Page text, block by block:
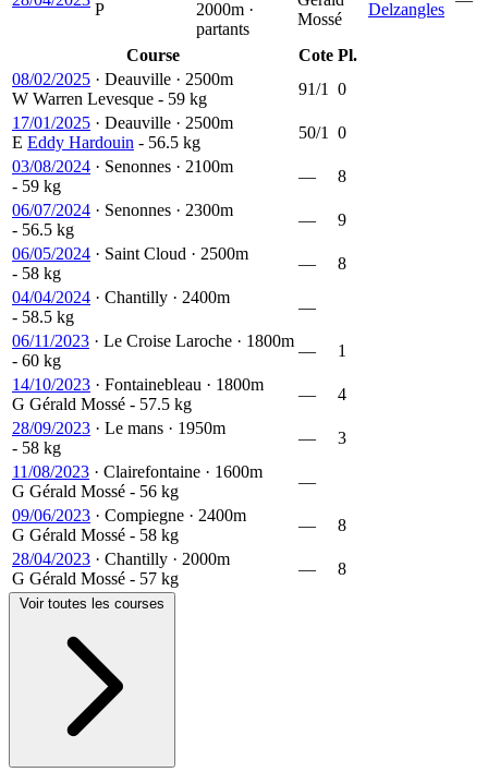
P
2000m ·
partants
Mossé
Delzangles
Course Cote Pl.
08/02/2025 · Deauville · 2500m
W Warren Levesque - 59 kg
91/1
0
17/01/2025 · Deauville · 2500m
E Eddy Hardouin - 56.5 kg
50/1
0
03/08/2024 · Senonnes · 2100m
- 59 kg
—
8
06/07/2024 · Senonnes · 2300m
- 56.5 kg
—
9
06/05/2024 · Saint Cloud · 2500m
- 58 kg
—
8
04/04/2024 · Chantilly · 2400m
- 58.5 kg
—
06/11/2023 · Le Croise Laroche · 1800m
- 60 kg
—
1
14/10/2023 · Fontainebleau · 1800m
G Gérald Mossé - 57.5 kg
—
4
28/09/2023 · Le mans · 1950m
- 58 kg
—
3
11/08/2023 · Clairefontaine · 1600m
G Gérald Mossé - 56 kg
—
09/06/2023 · Compiegne · 2400m
G Gérald Mossé - 58 kg
—
8
28/04/2023 · Chantilly · 2000m
G Gérald Mossé - 57 kg
— 8
Voir toutes les courses